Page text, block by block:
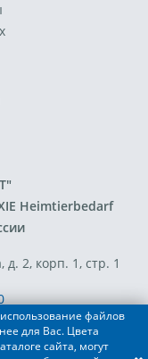
Heimtierbedarf
д. 2, корп. 1, стр. 1
файлов
для Вас. Цвета
сайта, могут